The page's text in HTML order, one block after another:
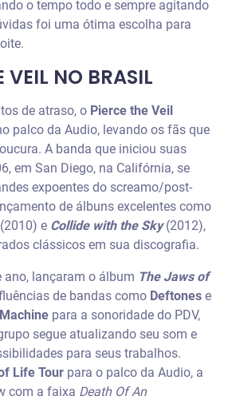
o tempo todo e sempre agitando
foi uma ótima escolha para
VEIL NO BRASIL
de atraso, o Pierce the Veil
palco da Audio, levando os fãs que
A banda que iniciou suas
em San Diego, na Califórnia, se
expoentes do screamo/post-
de álbuns excelentes como
e Collide with the Sky(2012),
clássicos em sua discografia.
ano, lançaram o álbum The Jaws of
de bandas como Deftones e
para a sonoridade do PDV,
segue atualizando seu som e
para seus trabalhos.
Life Tour para o palco da Audio, a
com a faixa Death Of An